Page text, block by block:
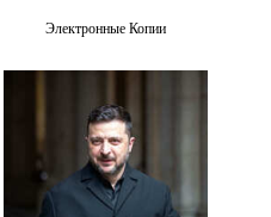
Электронные Копии